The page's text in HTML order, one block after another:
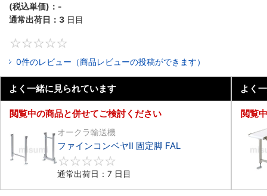
(税込単価)： -
通常出荷日： 3 日目
0件のレビュー（商品レビューの投稿ができます）
よく一緒に見られています
閲覧中の商品と併せてご検討ください
オークラ輸送機
ファインコンベヤII 固定脚 FAL
通常出荷日：7 日目
よく
閲覧